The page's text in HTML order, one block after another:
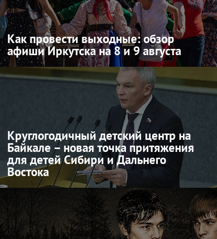
Как провести выходные: обзор
афиши Иркутска на 8 и 9 августа
Круглогодичный детский центр на
Байкале – новая точка притяжения
для детей Сибири и Дальнего
Востока